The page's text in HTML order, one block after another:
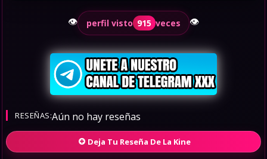
👁️ perfil visto 915 veces 👁️
RESEÑAS:
Deja Tu Reseña De La Kine
Aún no hay reseñas